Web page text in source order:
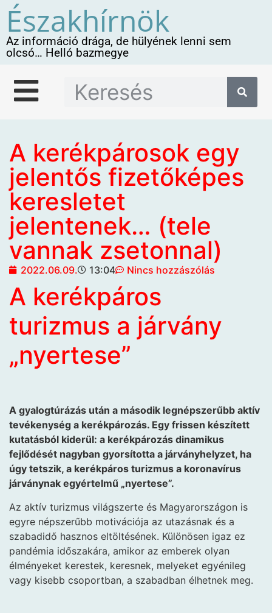
Északhírnök
Az információ drága, de hülyének lenni sem
olcsó… Helló bazmegye
A kerékpárosok egy
jelentős fizetőképes
keresletet
jelentenek… (tele
vannak zsetonnal)
2022.06.09. 13:04 Nincs hozzászólás
A kerékpáros
turizmus a járvány
„nyertese”
A gyalogtúrázás után a második legnépszerűbb aktív
tevékenység a kerékpározás. Egy frissen készített
kutatásból kiderül: a kerékpározás dinamikus
fejlődését nagyban gyorsította a járványhelyzet, ha
úgy tetszik, a kerékpáros turizmus a koronavírus
járványnak egyértelmű „nyertese”.
Az aktív turizmus világszerte és Magyarországon is
egyre népszerűbb motivációja az utazásnak és a
szabadidő hasznos eltöltésének. Különösen igaz ez
pandémia időszakára, amikor az emberek olyan
élményeket kerestek, keresnek, melyeket egyénileg
vagy kisebb csoportban, a szabadban élhetnek meg.